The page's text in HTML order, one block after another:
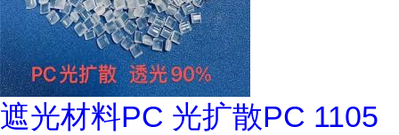
遮光材料PC 光扩散PC 1105